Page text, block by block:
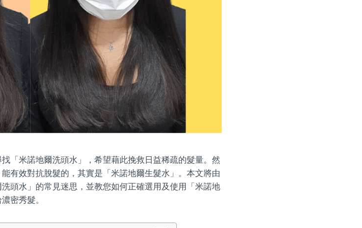
「米諾地爾洗頭水」，希望藉此挽救日益稀疏的髮量。然
有效對抗脫髮的，其實是「米諾地爾生髮水」。本文將由
頭水」的常見迷思，並教您如何正確選用及使用「米諾地
密秀髮。